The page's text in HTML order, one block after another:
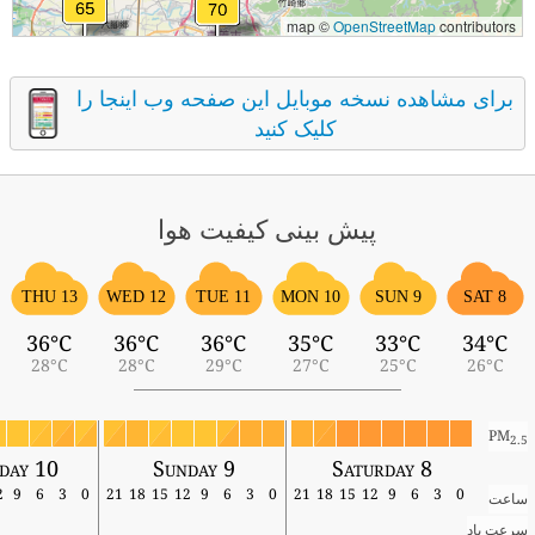
map ©OpenStreetMapcontributors
برای مشاهده نسخه موبایل این صفحه وب اینجا را
کلیک کنید
پیش بینی کیفیت هوا
SAT 8
34°C
26°C
SUN 9
33°C
25°C
MON 10
35°C
27°C
TUE 11
36°C
29°C
WED 12
36°C
28°C
THU 13
36°C
28°C
PM2.5
Saturday 8
Sunday 9
10
ساعت 0
3
6
9
12
15
18
21
0
3
6
9
12
15
18
21
0
3
6
9
سرعت باد